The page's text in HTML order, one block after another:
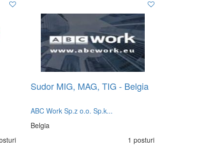
Sudor MIG, MAG, TIG - Belgia
ABC Work Sp.z o.o. Sp.k...
Belgia
1 posturi